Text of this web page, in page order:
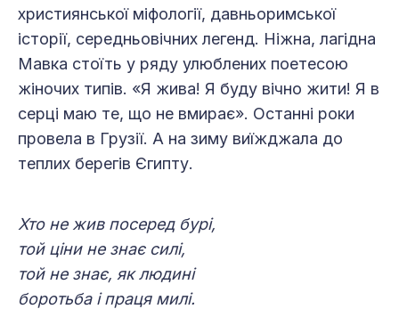
християнської міфології, давньоримської
історії, середньовічних легенд. Ніжна, лагідна
Мавка стоїть у ряду улюблених поетесою
жіночих типів. «Я жива! Я буду вічно жити! Я в
серці маю те, що не вмирає». Останні роки
провела в Грузії. А на зиму виїжджала до
теплих берегів Єгипту.
Хто не жив посеред бурі,
той ціни не знає силі,
той не знає, як людині
боротьба і праця милі.